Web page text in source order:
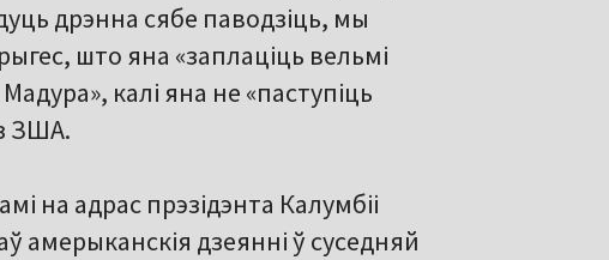
дрэнна сябе паводзіць, мы
што яна «заплаціць вельмі
калі яна не «паступіць
ЗША.
на адрас прэзідэнта Калумбіі
амерыканскія дзеянні ў суседняй